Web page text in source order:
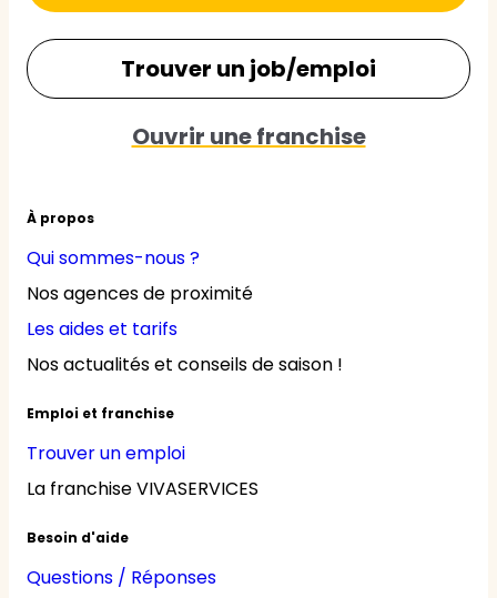
À propos
Qui sommes-nous ?
Nos agences de proximité
Les aides et tarifs
Nos actualités et conseils de saison !
Emploi et franchise
Trouver un emploi
La franchise VIVASERVICES
Besoin d'aide
Questions / Réponses
Trouver un job/emploi
Ouvrir une franchise